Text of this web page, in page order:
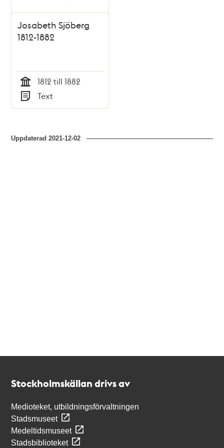
Josabeth Sjöberg
1812-1882
Tid
1812 till 1882
Typ
Text
Uppdaterad2021-12-02
Stockholmskällan drivs av
Medioteket, utbildningsförvaltningen
Stadsmuseet
Medeltidsmuseet
Stadsbiblioteket